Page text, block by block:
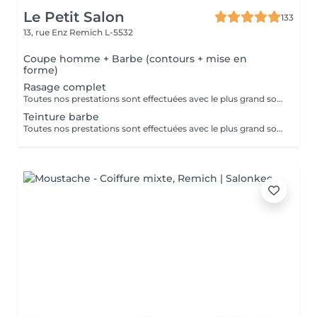
Le Petit Salon
133
13, rue Enz Remich L-5532
Coupe homme + Barbe (contours + mise en
forme)
Rasage complet
Toutes nos prestations sont effectuées avec le plus grand soin, accompagnées de serviettes chaudes et froides et des produits d'exception.
Teinture barbe
Toutes nos prestations sont effectuées avec le plus grand soin, accompagnées de serviettes chaudes et froides et des produits d'exception.